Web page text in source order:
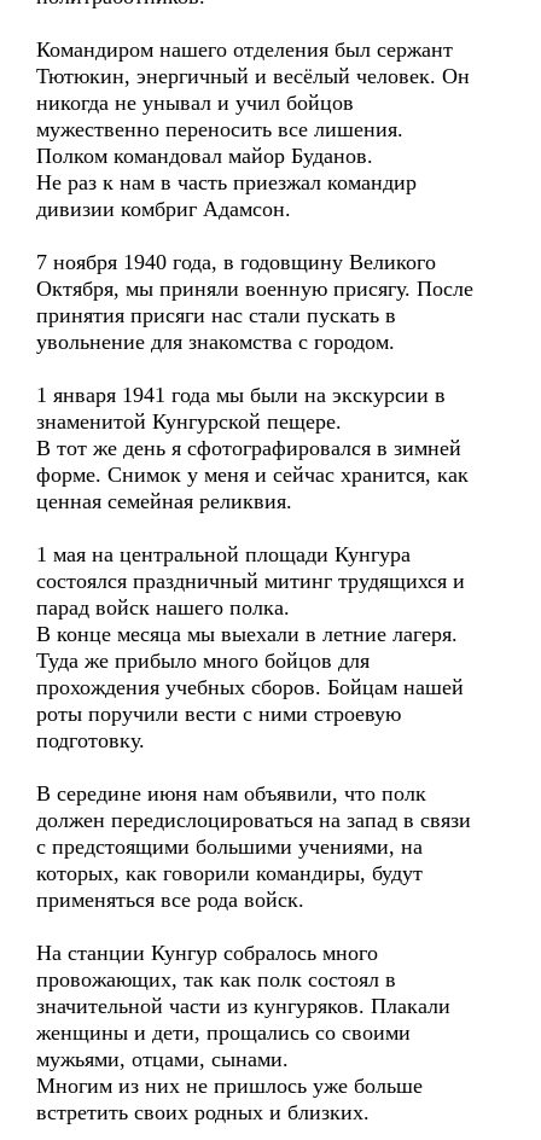
Командиром нашего отделения был сержант
Тютюкин, энергичный и весёлый человек. Он
никогда не унывал и учил бойцов
мужественно переносить все лишения.
Полком командовал майор Буданов.
Не раз к нам в часть приезжал командир
дивизии комбриг Адамсон.
7 ноября 1940 года, в годовщину Великого
Октября, мы приняли военную присягу. После
принятия присяги нас стали пускать в
увольнение для знакомства с городом.
1 января 1941 года мы были на экскурсии в
знаменитой Кунгурской пещере.
В тот же день я сфотографировался в зимней
форме. Снимок у меня и сейчас хранится, как
ценная семейная реликвия.
1 мая на центральной площади Кунгура
состоялся праздничный митинг трудящихся и
парад войск нашего полка.
В конце месяца мы выехали в летние лагеря.
Туда же прибыло много бойцов для
прохождения учебных сборов. Бойцам нашей
роты поручили вести с ними строевую
подготовку.
В середине июня нам объявили, что полк
должен передислоцироваться на запад в связи
с предстоящими большими учениями, на
которых, как говорили командиры, будут
применяться все рода войск.
На станции Кунгур собралось много
провожающих, так как полк состоял в
значительной части из кунгуряков. Плакали
женщины и дети, прощались со своими
мужьями, отцами, сынами.
Многим из них не пришлось уже больше
встретить своих родных и близких.